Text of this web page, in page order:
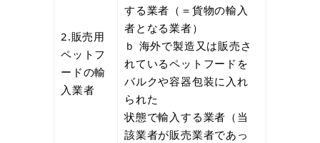
2.販売用
ペットフ
ードの輸
入業者
する業者（＝貨物の輸入
者となる業者）
ｂ 海外で製造又は販売さ
れているペットフードを
バルクや容器包装に入れ
られた
状態で輸入する業者（当
該業者が販売業者であっ